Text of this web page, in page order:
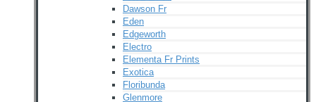
Dawson Fr
Eden
Edgeworth
Electro
Elementa Fr Prints
Exotica
Floribunda
Glenmore